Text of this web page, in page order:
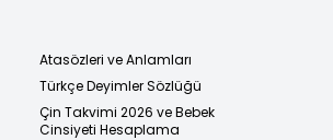
Atasözleri ve Anlamları
Türkçe Deyimler Sözlüğü
Çin Takvimi 2026 ve Bebek
Cinsiyeti Hesaplama